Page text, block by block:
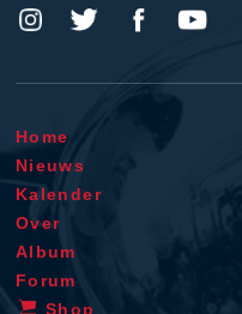
Home
Nieuws
Kalender
Over
Album
Forum
Shop